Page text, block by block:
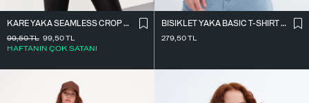
KARE YAKA SEAMLESS CROP ATLET A0187-L5
99,50TL
HAFTANIN ÇOK SATANI
99,50TL
BISIKLET YAKA BASIC T-SHIRT P4322-1
279,50TL